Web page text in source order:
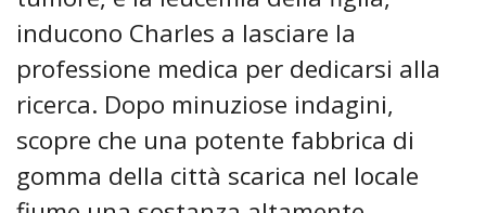
inducono Charles a lasciare la
professione medica per dedicarsi alla
ricerca. Dopo minuziose indagini,
scopre che una potente fabbrica di
gomma della città scarica nel locale